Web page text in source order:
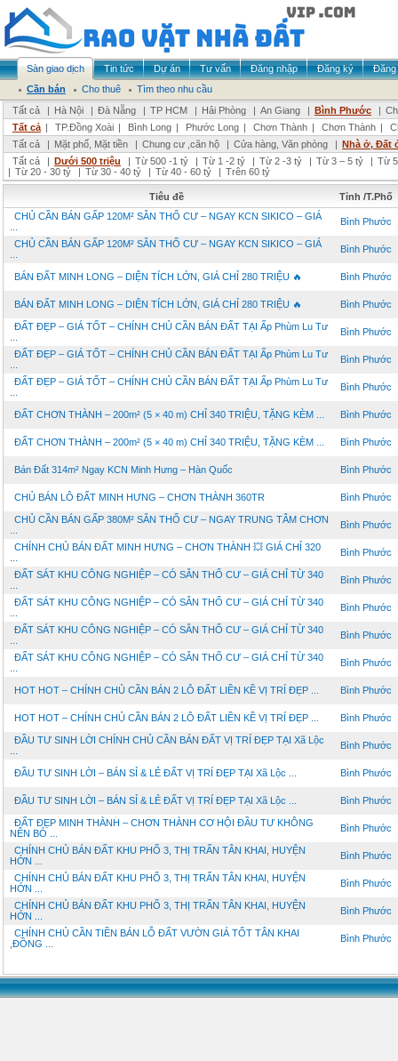
Sàn giao dịch Tin tức Dự án Tư vấn Đăng nhập Đăng ký
Đăng
Cần bán
Cho thuê
Tìm theo nhu cầu
Tất cả
| Hà Nội | Đà Nẵng | TP HCM | Hải Phòng | An Giang | Bình Phước |
Tất cả | TP.Đồng Xoài | Bình Long | Phước Long | Chơn Thành | Chơn Thành |
Tất cả
| Mặt phố, Mặt tiền | Chung cư ,căn hộ | Cửa hàng, Văn phòng | Nhà ở, Đất
Tất cả
| Dưới 500 triệu | Từ 500 -1 tỷ | Từ 1 -2 tỷ | Từ 2 -3 tỷ | Từ 3 – 5 tỷ | Từ
| Từ 20 - 30 tỷ | Từ 30 - 40 tỷ | Từ 40 - 60 tỷ | Trên 60 tỷ
Tiêu đề
Tỉnh /T.Phố
CHỦ CẦN BÁN GẤP 120M² SẴN THỔ CƯ – NGAY KCN SIKICO – GIÁ
Bình Phước
CHỦ CẦN BÁN GẤP 120M² SẴN THỔ CƯ – NGAY KCN SIKICO – GIÁ
Bình Phước
BÁN ĐẤT MINH LONG – DIỆN TÍCH LỚN, GIÁ CHỈ 280 TRIỆU 🔥 Bình Phước
BÁN ĐẤT MINH LONG – DIỆN TÍCH LỚN, GIÁ CHỈ 280 TRIỆU 🔥 Bình Phước
ĐẤT ĐẸP – GIÁ TỐT – CHÍNH CHỦ CẦN BÁN ĐẤT TẠI Ấp Phùm Lu Tư
Bình Phước
ĐẤT ĐẸP – GIÁ TỐT – CHÍNH CHỦ CẦN BÁN ĐẤT TẠI Ấp Phùm Lu Tư
Bình Phước
ĐẤT ĐẸP – GIÁ TỐT – CHÍNH CHỦ CẦN BÁN ĐẤT TẠI Ấp Phùm Lu Tư
Bình Phước
ĐẤT CHƠN THÀNH – 200m² (5 × 40 m) CHỈ 340 TRIỆU, TẶNG KÈM ... Bình Phước
ĐẤT CHƠN THÀNH – 200m² (5 × 40 m) CHỈ 340 TRIỆU, TẶNG KÈM ... Bình Phước
Bán Đất 314m² Ngay KCN Minh Hưng – Hàn Quốc Bình Phước
CHỦ BÁN LÔ ĐẤT MINH HƯNG – CHƠN THÀNH 360TR Bình Phước
CHỦ CẦN BÁN GẤP 380M² SẴN THỔ CƯ – NGAY TRUNG TÂM CHƠN
Bình Phước
CHÍNH CHỦ BÁN ĐẤT MINH HƯNG – CHƠN THÀNH 💥 GIÁ CHỈ 320
Bình Phước
ĐẤT SÁT KHU CÔNG NGHIỆP – CÓ SẴN THỔ CƯ – GIÁ CHỈ TỪ 340
Bình Phước
ĐẤT SÁT KHU CÔNG NGHIỆP – CÓ SẴN THỔ CƯ – GIÁ CHỈ TỪ 340
Bình Phước
ĐẤT SÁT KHU CÔNG NGHIỆP – CÓ SẴN THỔ CƯ – GIÁ CHỈ TỪ 340
Bình Phước
ĐẤT SÁT KHU CÔNG NGHIỆP – CÓ SẴN THỔ CƯ – GIÁ CHỈ TỪ 340
Bình Phước
HOT HOT – CHÍNH CHỦ CẦN BÁN 2 LÔ ĐẤT LIỀN KỀ VỊ TRÍ ĐẸP ... Bình Phước
HOT HOT – CHÍNH CHỦ CẦN BÁN 2 LÔ ĐẤT LIỀN KỀ VỊ TRÍ ĐẸP ... Bình Phước
ĐẦU TƯ SINH LỜI CHÍNH CHỦ CẦN BÁN ĐẤT VỊ TRÍ ĐẸP TẠI Xã Lộc
Bình Phước
ĐẦU TƯ SINH LỜI – BÁN SỈ & LẺ ĐẤT VỊ TRÍ ĐẸP TẠI Xã Lộc ... Bình Phước
ĐẦU TƯ SINH LỜI – BÁN SỈ & LẺ ĐẤT VỊ TRÍ ĐẸP TẠI Xã Lộc ... Bình Phước
ĐẤT ĐẸP MINH THÀNH – CHƠN THÀNH CƠ HỘI ĐẦU TƯ KHÔNG
NÊN BỎ ...
Bình Phước
CHÍNH CHỦ BÁN ĐẤT KHU PHỐ 3, THỊ TRẤN TÂN KHAI, HUYỆN
HỚN ...
Bình Phước
CHÍNH CHỦ BÁN ĐẤT KHU PHỐ 3, THỊ TRẤN TÂN KHAI, HUYỆN
HỚN ...
Bình Phước
CHÍNH CHỦ BÁN ĐẤT KHU PHỐ 3, THỊ TRẤN TÂN KHAI, HUYỆN
HỚN ...
Bình Phước
CHÍNH CHỦ CẦN TIỀN BÁN LỖ ĐẤT VƯỜN GIÁ TỐT TÂN KHAI
,ĐỒNG ...
Bình Phước